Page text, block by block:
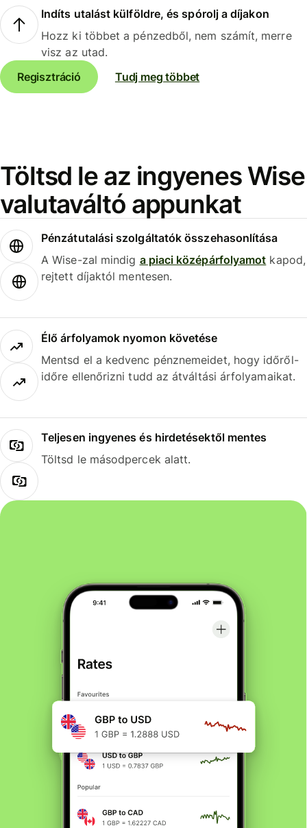
Indíts utalást külföldre, és spórolj a díjakon
Hozz ki többet a pénzedből, nem számít, merre
visz az utad.
Regisztráció
Tudj meg többet
Töltsd le az ingyenes Wise
valutaváltó appunkat
Pénzátutalási szolgáltatók összehasonlítása
A Wise-zal mindig a piaci középárfolyamot kapod,
rejtett díjaktól mentesen.
Élő árfolyamok nyomon követése
Mentsd el a kedvenc pénznemeidet, hogy időről-
időre ellenőrizni tudd az átváltási árfolyamaikat.
Teljesen ingyenes és hirdetésektől mentes
Töltsd le másodpercek alatt.